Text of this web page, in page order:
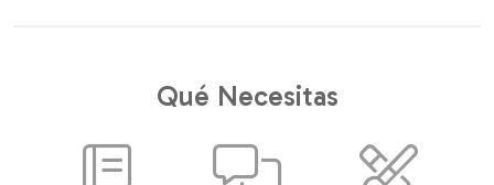
Qué Necesitas